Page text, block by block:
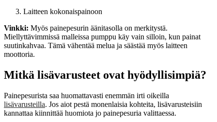
Laitteen kokonaispainoon
Vinkki: Myös painepesurin äänitasolla on merkitystä.
Miellyttävimmissä malleissa pumppu käy vain silloin, kun painat
suutinkahvaa. Tämä vähentää melua ja säästää myös laitteen
moottoria.
Mitkä lisävarusteet ovat hyödyllisimpiä?
Painepesurista saa huomattavasti enemmän irti oikeilla
lisävarusteilla. Jos aiot pestä monenlaisia kohteita, lisävarusteisiin
kannattaa kiinnittää huomiota jo painepesuria valittaessa.